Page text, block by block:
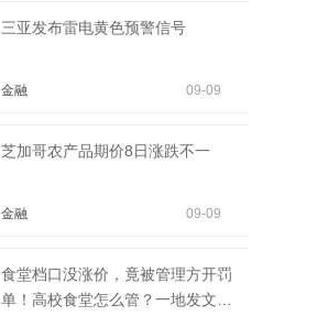
三亚发布雷电黄色预警信号
金融 09-09
芝加哥农产品期价8日涨跌不一
金融 09-09
食堂档口没涨价，竟被管理方开罚
单！高校食堂怎么管？一地发文：